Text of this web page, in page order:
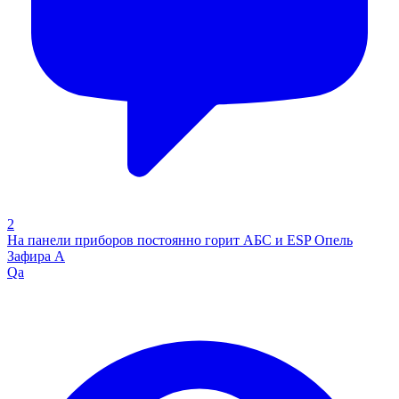
2
На панели приборов постоянно горит АБС и ЕSP Опель
Зафира А
Qa